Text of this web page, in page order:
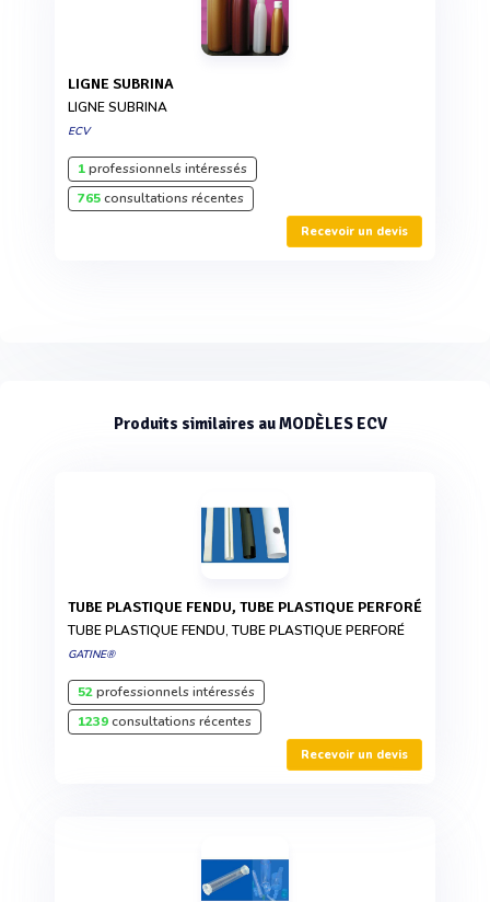
LIGNE SUBRINA
LIGNE SUBRINA
ECV
1professionnels intéressés
765consultations récentes
Recevoir un devis
Produits similaires au MODÈLES ECV
TUBE PLASTIQUE FENDU, TUBE PLASTIQUE PERFORÉ
TUBE PLASTIQUE FENDU, TUBE PLASTIQUE PERFORÉ
GATINE®
52professionnels intéressés
1239consultations récentes
Recevoir un devis